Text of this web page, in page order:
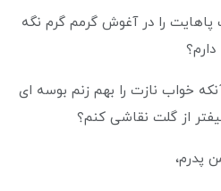
پاهایت را در آغوش گرمم گرم نگه
دارم؟
خواب نازت را بهم زنم بوسه ای
از گلت نقاشی کنم؟
پدرم،